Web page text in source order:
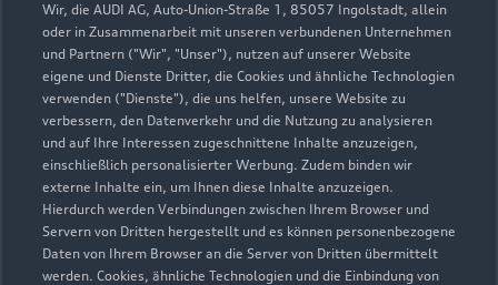
Wir, die AUDI AG, Auto-Union-Straße 1, 85057 Ingolstadt, allein
oder in Zusammenarbeit mit unseren verbundenen Unternehmen
und Partnern ("Wir", "Unser"), nutzen auf unserer Website
eigene und Dienste Dritter, die Cookies und ähnliche Technologien
verwenden ("Dienste"), die uns helfen, unsere Website zu
verbessern, den Datenverkehr und die Nutzung zu analysieren
und auf Ihre Interessen zugeschnittene Inhalte anzuzeigen,
einschließlich personalisierter Werbung. Zudem binden wir
externe Inhalte ein, um Ihnen diese Inhalte anzuzeigen.
Hierdurch werden Verbindungen zwischen Ihrem Browser und
Servern von Dritten hergestellt und es können personenbezogene
Daten von Ihrem Browser an die Server von Dritten übermittelt
werden. Cookies, ähnliche Technologien und die Einbindung von
Poppenbüttler Hauptstraße 13
22399 Hamburg
040 6068800
poppenbuettel@petschallies.de